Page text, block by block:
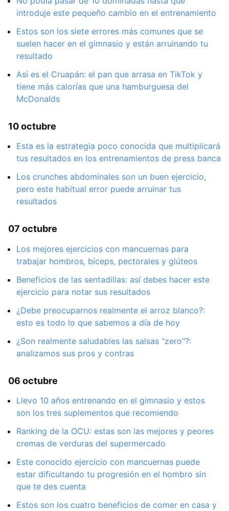
introduje este pequeño cambio en el entrenamiento
Estos son los siete errores más comunes que se
suelen hacer en el gimnasio y están arruinando tu
resultado
Así es el Cruapán: el pan que arrasa en TikTok y
tiene más calorías que una hamburguesa del
McDonalds
10 octubre
Esta es la estrategia poco conocida que multiplicará
tus resultados en los entrenamientos de press banca
Los crunches abdominales son un buen ejercicio,
pero este habitual error puede arruinar tus
resultados
07 octubre
Los mejores ejercicios con mancuernas para
trabajar hombros, bíceps, pectorales y glúteos
Beneficios de las sentadillas: así debes hacer este
ejercicio para notar sus resultados
¿Debe preocuparnos realmente el arroz blanco?:
esto es todo lo que sabemos a día de hoy
¿Son realmente saludables las salsas "zero"?:
analizamos sus pros y contras
06 octubre
Llevo 10 años entrenando en el gimnasio y estos
son los tres suplementos que recomiendo
Ranking de la OCU: estas son las mejores y peores
cremas de verduras del supermercado
Este conocido ejercicio con mancuernas puede
estar dificultando tu progresión en el hombro sin
que te des cuenta
Estos son los cuatro beneficios de comer en casa y